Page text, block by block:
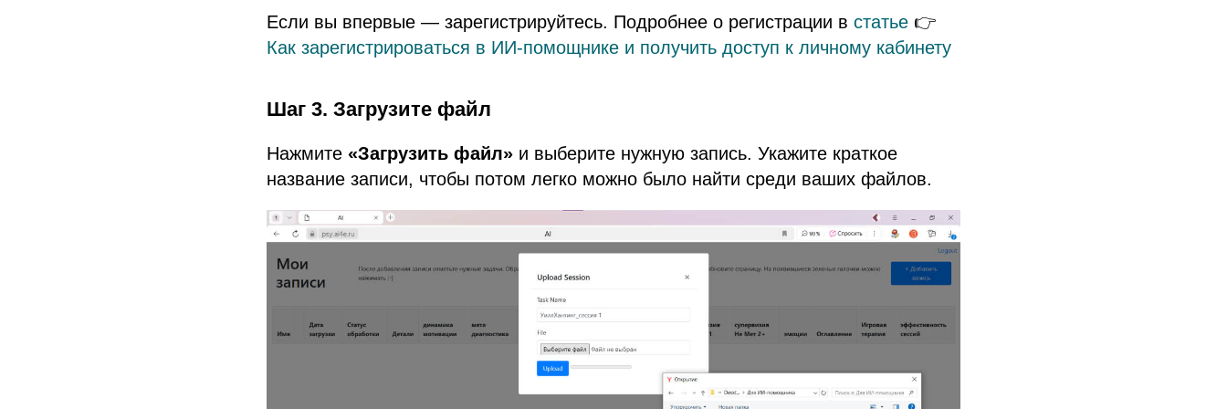
Если вы впервые — зарегистрируйтесь. Подробнее о регистрации в статье 👉
Как зарегистрироваться в ИИ-помощнике и получить доступ к личному кабинету
Шаг 3. Загрузите файл
Нажмите «Загрузить файл» и выберите нужную запись. Укажите краткое
название записи, чтобы потом легко можно было найти среди ваших файлов.